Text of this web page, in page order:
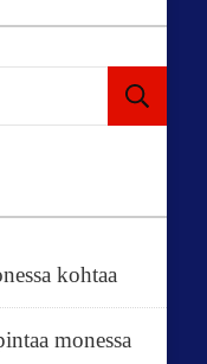
kohtaa
monessa